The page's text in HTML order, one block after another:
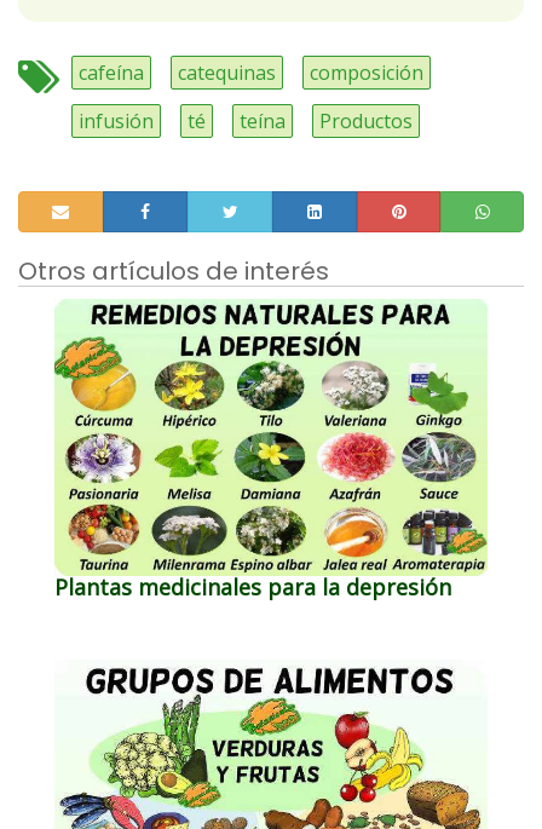
cafeína catequinas
composición
infusión
té teína Productos
Otros artículos de interés
Plantas medicinales para la depresión